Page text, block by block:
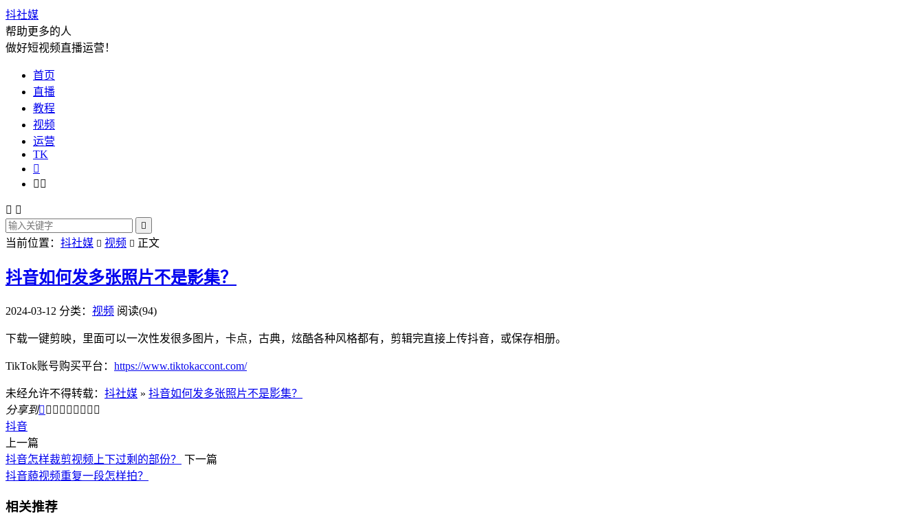
抖社媒
帮助更多的人
做好短视频直播运营！
首页
直播
教程
视频
运营
TK

 
 

当前位置： 抖社媒  视频  正文
抖音如何发多张照片不是影集？
2024-03-12 分类： 视频 阅读(94)
下载一键剪映，里面可以一次性发很多图片，卡点，古典，炫酷各种风格都有，剪辑完直接上传抖音，或保存相册。
TikTok账号购买平台： https://www.tiktokaccont.com/
未经允许不得转载： 抖社媒 » 抖音如何发多张照片不是影集？
分享到        
抖音
上一篇
抖音怎样裁剪视频上下过剩的部份？
下一篇
抖音藐视频重复一段怎样拍？
相关推荐